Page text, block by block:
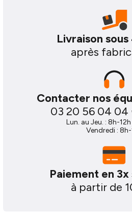
Livraison
après
Contacter nos
03 20 56 04 04
Lun. au Jeu. : 8h-
Vendredi : 8h-
Paiement en 3x
à partir de